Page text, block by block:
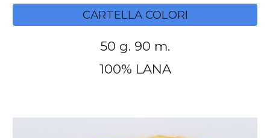
CARTELLA COLORI
50 g. 90 m.
100% LANA